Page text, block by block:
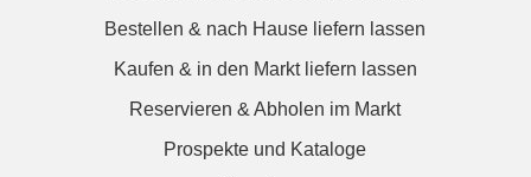
Bestellen & nach Hause liefern lassen
Kaufen & in den Markt liefern lassen
Reservieren & Abholen im Markt
Prospekte und Kataloge